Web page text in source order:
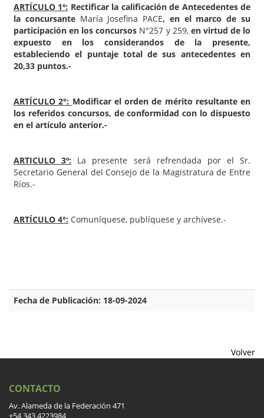
ARTÍCULO 1º: Rectificar la calificación de Antecedentes de
la concursante María Josefina PACE, en el marco de su
participación en los concursos N°257 y 259, en virtud de lo
expuesto en los considerandos de la presente,
estableciendo el puntaje total de sus antecedentes en
20,33 puntos.-
ARTÍCULO 2°: Modificar el orden de mérito resultante en
los referidos concursos, de conformidad con lo dispuesto
en el artículo anterior.-
ARTICULO 3º: La presente será refrendada por el Sr.
Secretario General del Consejo de la Magistratura de Entre
Ríos.-
ARTÍCULO 4°: Comuníquese, publíquese y archívese.-
Fecha de Publicación: 18-09-2024
Volver
CONTACTO
Av. Alameda de la Federación 471
+54 343 4223984